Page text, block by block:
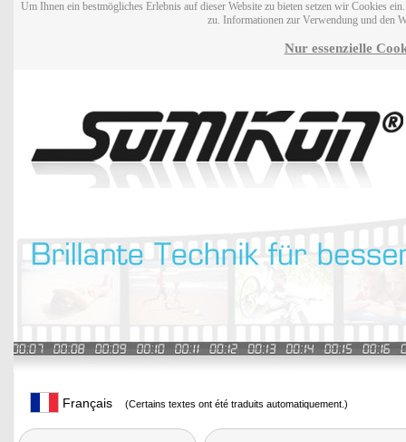
Um Ihnen ein bestmögliches Erlebnis auf dieser Website zu bieten setzen wir Cookies
zu. Informationen zur Verwendung und den
Nur essenzielle
Français (Certains textes ont été traduits automatiquement.)